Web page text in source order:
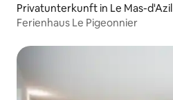
Privatunterkunft in Le Mas-d'Azil
Ferienhaus Le Pigeonnier